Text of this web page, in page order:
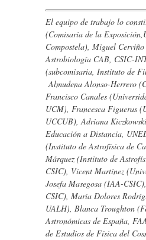
El equipo de trabajo lo
(Comisaria de la
Compostela), Miguel
Astrobiología CAB, CSIC-
(subcomisaria, Instituto de
Almudena Alonso-Herrero
Francisco Canales
UCM), Francesca Figueras
UCCUB), Adriana
Educación a Distancia,
(Instituto de Astrofísica de
Márquez (Instituto de
CSIC), Vicent Martínez
Josefa Masegosa (IAA-
CSIC), María Dolores
UALH), Blanca Troughton
Astronómicas de España,
de Estudios de Física del